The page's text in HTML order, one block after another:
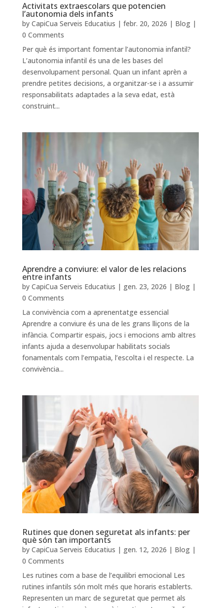
Activitats extraescolars que potencien
l’autonomia dels infants
by CapiCua Serveis Educatius | febr. 20, 2026 | Blog|
0 Comments
Per què és important fomentar l’autonomia infantil?
L’autonomia infantil és una de les bases del
desenvolupament personal. Quan un infant aprèn a
prendre petites decisions, a organitzar-se i a assumir
responsabilitats adaptades a la seva edat, està
construint...
Aprendre a conviure: el valor de les relacions
entre infants
by CapiCua Serveis Educatius | gen. 23, 2026 | Blog|
0 Comments
La convivència com a aprenentatge essencial
Aprendre a conviure és una de les grans lliçons de la
infància. Compartir espais, jocs i emocions amb altres
infants ajuda a desenvolupar habilitats socials
fonamentals com l’empatia, l’escolta i el respecte. La
convivència...
Rutines que donen seguretat als infants: per
què són tan importants
by CapiCua Serveis Educatius | gen. 12, 2026 | Blog|
0 Comments
Les rutines com a base de l’equilibri emocional Les
rutines infantils són molt més que horaris establerts.
Representen un marc de seguretat que permet als